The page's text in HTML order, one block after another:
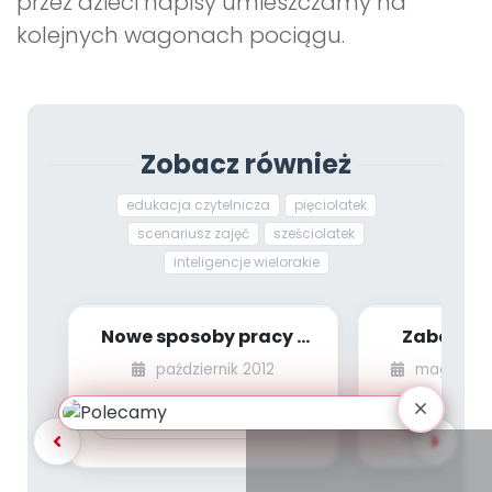
kolejnych wagonach pociągu.
Zobacz również
edukacja czytelnicza
pięciolatek
scenariusz zajęć
sześciolatek
inteligencje wielorakie
Nowe sposoby pracy z
tekstem literackim (cz.
2)
październik 2012
Pobierz lub kup
Zabawa
magazyn
Pobierz